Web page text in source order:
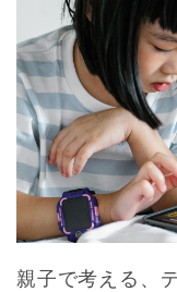
親子で考える、